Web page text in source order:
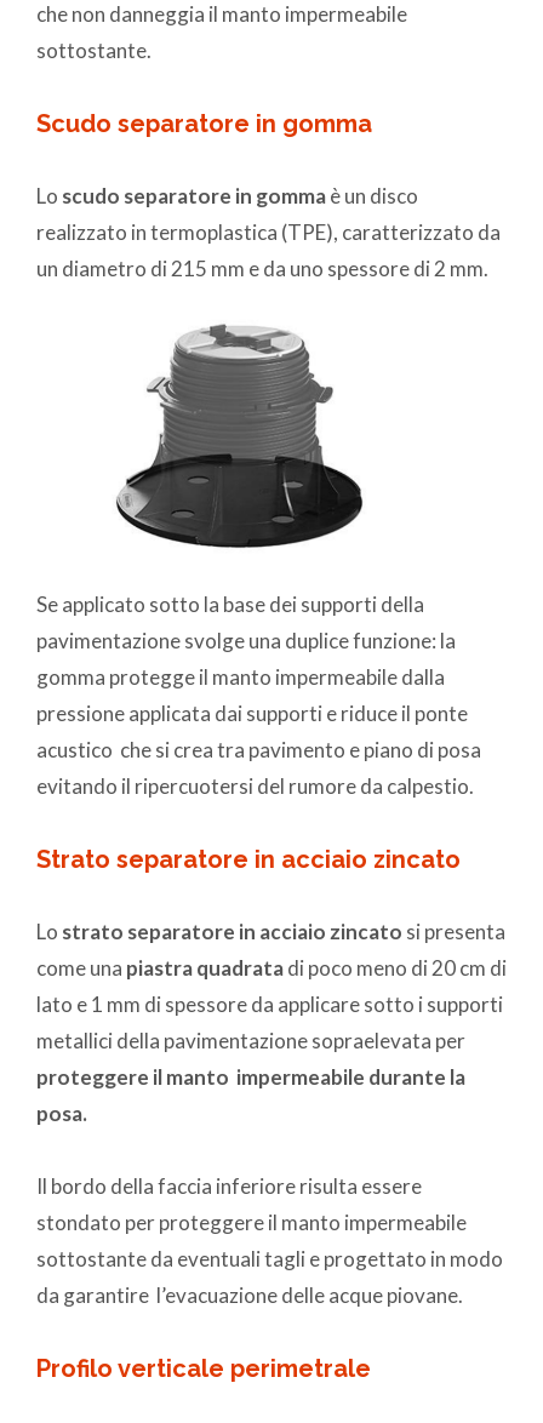
che non danneggia il manto impermeabile
sottostante.
Scudo separatore in gomma
Lo scudo separatore in gommaè un disco
realizzato in termoplastica (TPE), caratterizzato da
un diametro di 215 mm e da uno spessore di 2 mm.
Se applicato sotto la base dei supporti della
pavimentazione svolge una duplice funzione: la
gomma protegge il manto impermeabile dalla
pressione applicata dai supporti e riduce il ponte
acustico che si crea tra pavimento e piano di posa
evitando il ripercuotersi del rumore da calpestio.
Strato separatore in acciaio zincato
Lo strato separatore in acciaio zincato si presenta
come una piastra quadratadi poco meno di 20 cm di
lato e 1 mm di spessore da applicare sotto i supporti
metallici della pavimentazione sopraelevata per
proteggere il manto impermeabile durante la
posa.
Il bordo della faccia inferiore risulta essere
stondato per proteggere il manto impermeabile
sottostante da eventuali tagli e progettato in modo
da garantire l’evacuazione delle acque piovane.
Profilo verticale perimetrale